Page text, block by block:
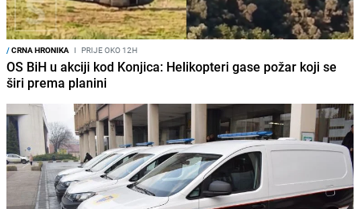
/CRNA HRONIKA I PRIJE OKO 12H
OS BiH u akciji kod Konjica: Helikopteri gase požar koji se
širi prema planini